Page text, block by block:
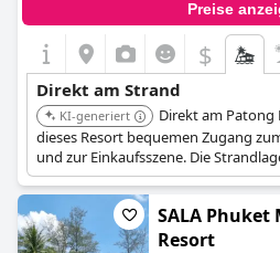
Preise
$
Direkt am Strand
KI-generiert
Direkt am Patong
dieses Resort bequemen Zugang
und zur Einkaufsszene. Die
Ausblicke und einfachen Zugang zu
bequemen Zugang zum Patong
Szene.
SALA Phuket
Resort